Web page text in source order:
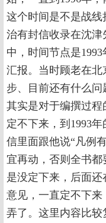
这个时间是不是战
治有封信收录在沈津
中，时间节点是
汇报。当时顾老在
步、目前还有什么问
其实是对于编撰过
定不下来，到1993
信里面跟他说“凡例
宜再动，否则全书都
是没定下来，后面
意见，一直定不下
弄了。这里内容比